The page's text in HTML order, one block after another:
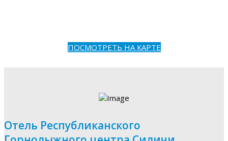
ПОСМОТРЕТЬ НА КАРТЕ
Отель Республиканского